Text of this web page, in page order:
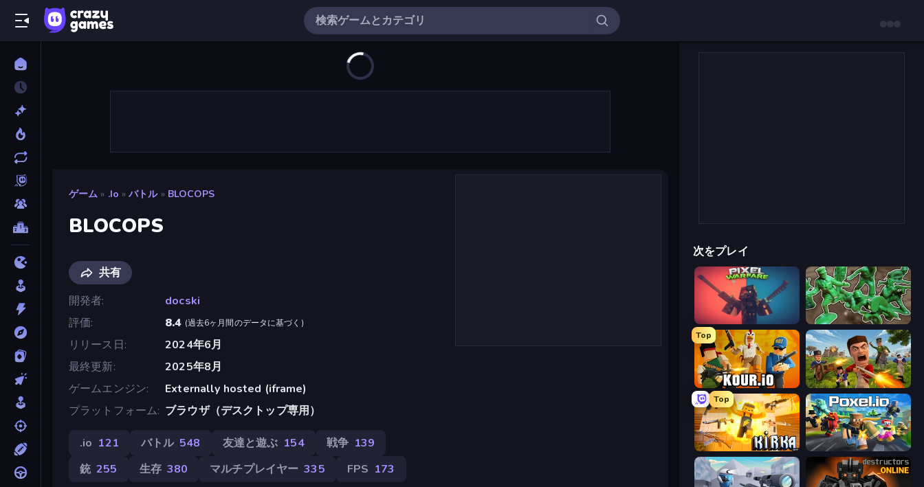
ゲーム » .io » バトル » BLOCOPS
BLOCOPS
共有
開発者
docski
評価
8.4 (過去6ヶ月間のデータに基づく )
リリース日
2024年6月
最終更新
2025年8月
ゲームエンジン
Externally hosted (iframe)
プラットフォーム ブラウザ（デスクトップ専用）
.io 121 バトル 548 友達と遊ぶ 154 戦争 139
銃 255 生存 380 マルチプレイヤー 335 FPS 173
次をプレイ
Pixel Warfare Soldiers - Capture and Control!
Top
Kour.io Redcoats.io
Top
Kirka.io Poxel.io